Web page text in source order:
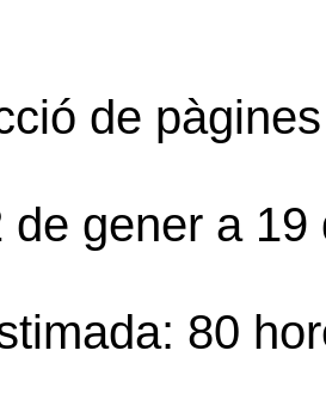
de
de gener a 19
80